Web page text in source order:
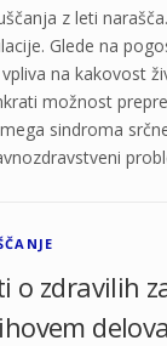
z leti
Glede na
na kakovost
možnost
sindroma
o zdravilih